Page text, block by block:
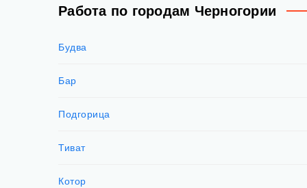
Работа по городам Черногории
Будва
Бар
Подгорица
Тиват
Котор